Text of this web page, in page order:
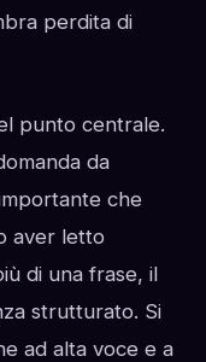
perdita di
punto centrale.
da
che
aver letto
di una frase, il
strutturato. Si
ad alta voce e a